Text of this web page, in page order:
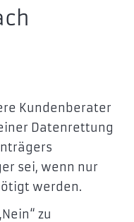
Kundenberater
Datenrettung
sei, wenn nur
werden.
zu